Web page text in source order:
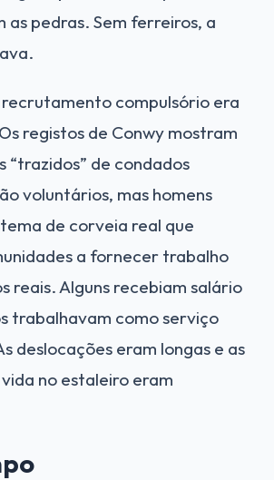
as pedras. Sem ferreiros, a
compulsório era
registos de Conwy mostram
“trazidos” de condados
voluntários, mas homens
de corveia real que
a fornecer trabalho
reais. Alguns recebiam salário
trabalhavam como serviço
deslocações eram longas e as
no estaleiro eram